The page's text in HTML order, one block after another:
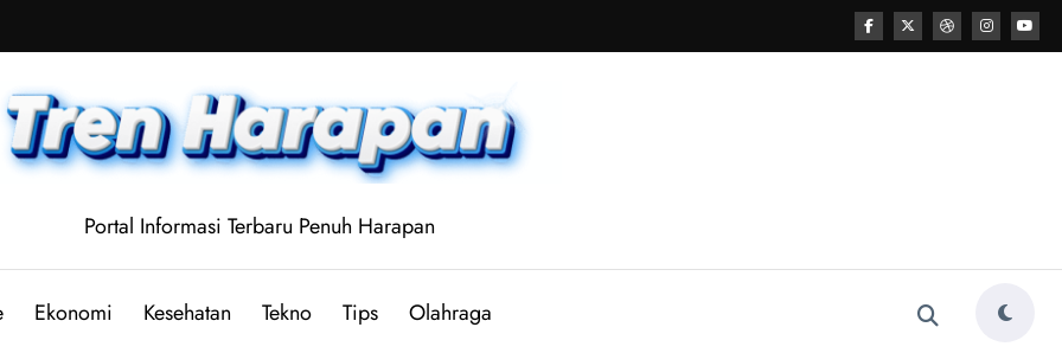
Portal Informasi Terbaru Penuh Harapan
Ekonomi Kesehatan Tekno Tips Olahraga